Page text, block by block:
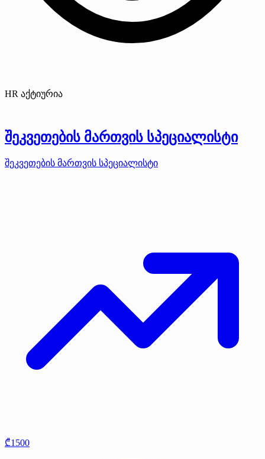
HR აქტიურია
შეკვეთების მართვის სპეციალისტი
შეკვეთების მართვის სპეციალისტი
₾1500